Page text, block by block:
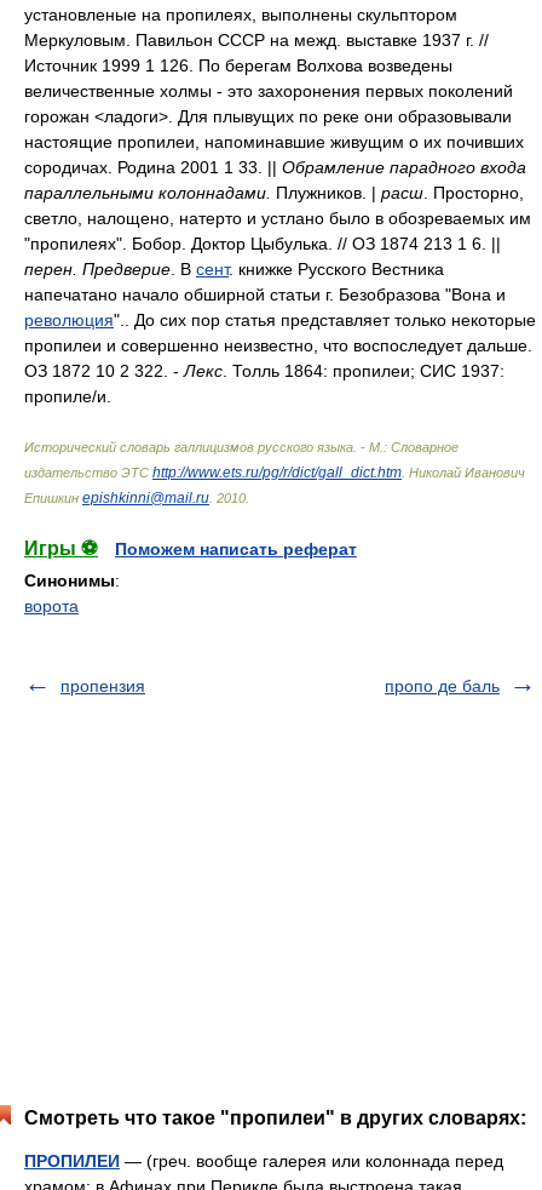
установленые на пропилеях, выполнены скульптором
Меркуловым. Павильон СССР на межд. выставке 1937 г. //
Источник 1999 1 126. По берегам Волхова возведены
величественные холмы - это захоронения первых поколений
горожан <ладоги>. Для плывущих по реке они образовывали
настоящие пропилеи, напоминавшие живущим о их почивших
сородичах. Родина 2001 1 33. || Обрамление парадного входа
параллельными колоннадами. Плужников. | расш . Просторно,
светло, налощено, натерто и устлано было в обозреваемых им
"пропилеях". Бобор. Доктор Цыбулька. // ОЗ 1874 213 1 6. ||
перен. Предверие . В сент. книжке Русского Вестника
напечатано начало обширной статьи г. Безобразова "Вона и
революция".. До сих пор статья представляет только некоторые
пропилеи и совершенно неизвестно, что воспоследует дальше.
ОЗ 1872 10 2 322. - Лекс . Толль 1864: пропилеи; СИС 1937:
пропиле/и.
Исторический словарь галлицизмов русского языка. - М.: Словарное
издательство ЭТС http://www.ets.ru/pg/r/dict/gall_dict.htm Николай Иванович
Епишкин epishkinni@mail.ru 2010
Игры ⚽
Поможем написать реферат
Синонимы:
ворота
пропензия пропо де баль
Смотреть что такое "пропилеи" в других словарях:
ПРОПИЛЕИ — (греч. вообще галерея или колоннада перед